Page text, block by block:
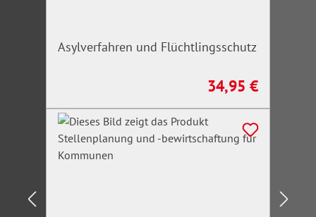
Asylverfahren und Flüchtlingsschutz
Regulärer Preis:
34,95 €